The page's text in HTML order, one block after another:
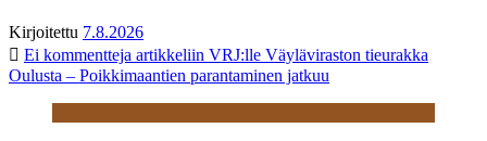
Kirjoitettu 7.8.2026
Ei kommentteja artikkeliin VRJ:lle Väyläviraston tieurakka
Oulusta – Poikkimaantien parantaminen jatkuu